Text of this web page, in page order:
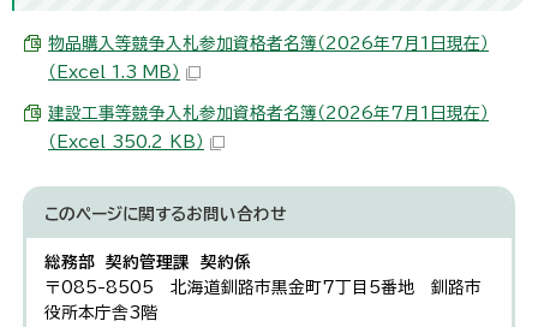
物品購入等競争入札参加資格者名簿（2026年7月1日現在）
（Excel 1.3 MB）
建設工事等競争入札参加資格者名簿（2026年7月1日現在）
（Excel 350.2 KB）
このページに関するお問い合わせ
総務部 契約管理課 契約係
〒085-8505 北海道釧路市黒金町7丁目5番地 釧路市
役所本庁舎3階